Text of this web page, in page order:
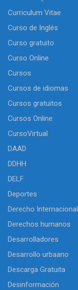
Curriculum Vitae
Curso de Inglés
Curso gratuito
Curso Online
Cursos
Cursos de idiomas
Cursos gratuitos
Cursos Online
CursoVirtual
DAAD
DDHH
DELF
Deportes
Derecho Internacional
Derechos humanos
Desarrolladores
Desarrollo urbaano
Descarga Gratuita
Desinformación